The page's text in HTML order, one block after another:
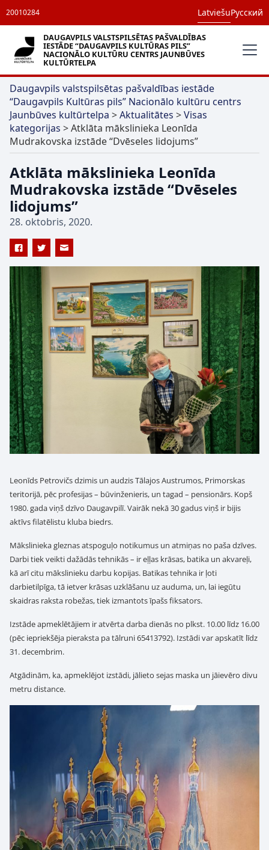
20010284 LatviešuРусский
DAUGAVPILS VALSTSPILSĒTAS PAŠVALDĪBAS
IESTĀDE “DAUGAVPILS KULTŪRAS PILS”
NACIONĀLO KULTŪRU CENTRS JAUNBŪVES
KULTŪRTELPA
Daugavpils valstspilsētas pašvaldības iestāde
“Daugavpils Kultūras pils” Nacionālo kultūru centrs
Jaunbūves kultūrtelpa >Aktualitātes >Visas
kategorijas >Atklāta mākslinieka Leonīda
Mudrakovska izstāde “Dvēseles lidojums”
Atklāta mākslinieka Leonīda
Mudrakovska izstāde “Dvēseles
lidojums”
28. oktobris, 2020.
Leonīds Petrovičs dzimis un audzis Tālajos Austrumos, Primorskas
teritorijā, pēc profesijas – būvinženieris, un tagad – pensionārs. Kopš
1980. gada viņš dzīvo Daugavpilī. Vairāk nekā 30 gadus viņš ir bijis
aktīvs filatēlistu kluba biedrs.
Mākslinieka gleznas atspoguļo notikumus un atmiņas no paša dzīves.
Darbi tiek veikti dažādās tehnikās – ir eļļas krāsas, batika un akvareļi,
kā arī citu mākslinieku darbu kopijas. Batikas tehnika ir ļoti
darbietilpīga, tā ietver krāsas uzklāšanu uz auduma, un, lai iegūtu
skaidras raksta robežas, tiek izmantots īpašs fiksators.
Izstāde apmeklētājiem ir atvērta darba dienās no plkst. 10.00 līdz 16.00
(pēc iepriekšēja pieraksta pa tālruni 65413792). Izstādi var apskatīt līdz
31. decembrim.
Atgādinām, ka, apmeklējot izstādi, jālieto sejas maska un jāievēro divu
metru distance.